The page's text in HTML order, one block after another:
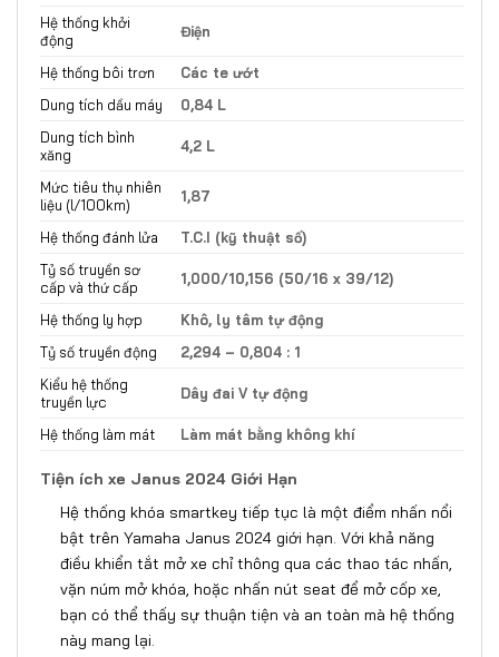
Hệ thống khởi
động
Điện
Hệ thống bôi trơn
Các te ướt
Dung tích dầu máy
0,84 L
Dung tích bình
xăng
4,2 L
Mức tiêu thụ nhiên
liệu (l/100km)
1,87
Hệ thống đánh lửa
T.C.I (kỹ thuật số)
Tỷ số truyền sơ
cấp và thứ cấp
1,000/10,156 (50/16 x 39/12)
Hệ thống ly hợp
Khô, ly tâm tự động
Tỷ số truyền động
2,294 – 0,804 : 1
Kiểu hệ thống
truyền lực
Dây đai V tự động
Hệ thống làm mát Làm mát bằng không khí
Tiện ích xe Janus 2024 Giới Hạn
Hệ thống khóa smartkey tiếp tục là một điểm nhấn nổi
bật trên Yamaha Janus 2024 giới hạn. Với khả năng
điều khiển tắt mở xe chỉ thông qua các thao tác nhấn,
vặn núm mở khóa, hoặc nhấn nút seat để mở cốp xe,
bạn có thể thấy sự thuận tiện và an toàn mà hệ thống
này mang lại.